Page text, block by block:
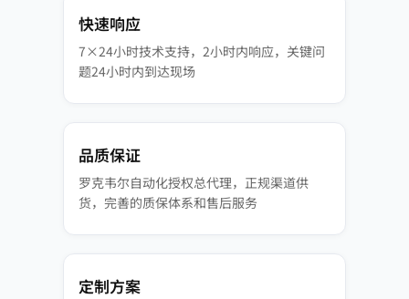
快速响应
7×24小时技术支持，2小时内响应，关键问
题24小时内到达现场
品质保证
罗克韦尔自动化授权总代理，正规渠道供
货，完善的质保体系和售后服务
定制方案